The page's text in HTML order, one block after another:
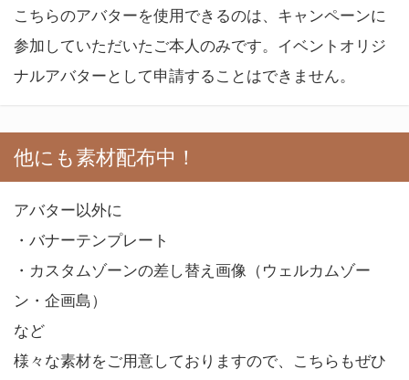
こちらのアバターを使用できるのは、キャンペーンに
参加していただいたご本人のみです。イベントオリジ
ナルアバターとして申請することはできません。
他にも素材配布中！
アバター以外に
・バナーテンプレート
・カスタムゾーンの差し替え画像（ウェルカムゾー
ン・企画島）
など
様々な素材をご用意しておりますので、こちらもぜひ